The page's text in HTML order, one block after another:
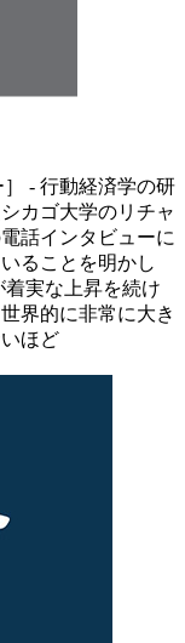
- 行動経済学の研
カゴ大学のリチャ
話インタビューに
ることを明かし
実な上昇を続け
界的に非常に大き
ほど